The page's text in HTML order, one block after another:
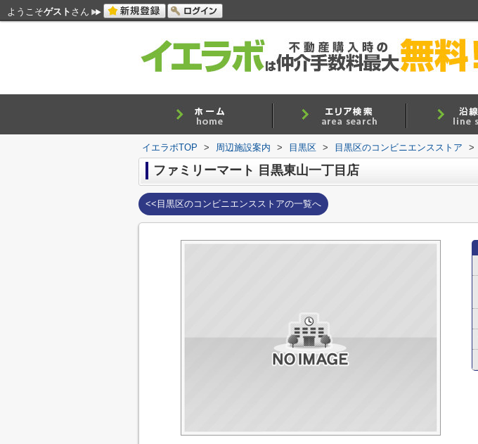
ようこそゲスト さん
イエラボTOP > 周辺施設案内 > 目黒区 > 目黒区のコンビニエンスストア >
ファミリーマート 目黒東山一丁目店
<<目黒区のコンビニエンスストアの一覧へ